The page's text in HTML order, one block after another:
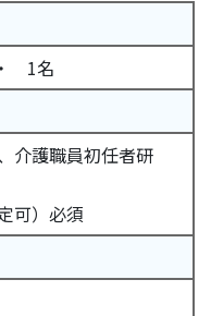
1名
介護職員初任者研
可）必須